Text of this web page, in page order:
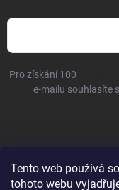
Tento web používá
tohoto webu
Pro získání 100
e-mailu souhlasíte s